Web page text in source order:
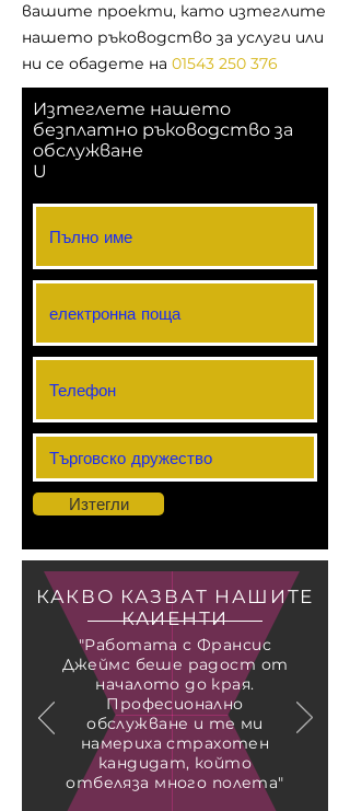
вашите проекти, като изтеглите
нашето ръководство за услуги или
ни се обадете на 01543 250 376
Изтеглете нашето
безплатно ръководство за
обслужване
U
Изтегли
"Работата с Франсис
Джеймс беше радост от
началото до края.
Професионално
обслужване и те ми
намериха страхотен
кандидат, който
отбеляза много полета"
КАКВО КАЗВАТ НАШИТЕ
КЛИЕНТИ